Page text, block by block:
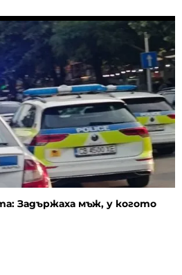
Задържаха мъж, у когото